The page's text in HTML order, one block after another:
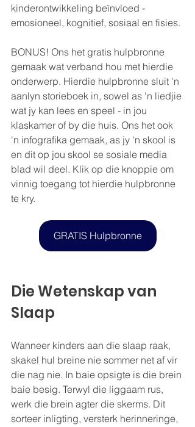
kinderontwikkeling beïnvloed -
emosioneel, kognitief, sosiaal en fisies.
BONUS! Ons het gratis hulpbronne
gemaak wat verband hou met hierdie
onderwerp. Hierdie hulpbronne sluit 'n
aanlyn storieboek in, sowel as 'n liedjie
wat jy kan lees en speel - in jou
klaskamer of by die huis. Ons het ook
'n infografika gemaak, as jy 'n skool is
en dit op jou skool se sosiale media
blad wil deel. Klik op die knoppie om
vinnig toegang tot hierdie hulpbronne
te kry.
GRATIS Hulpbronne
Die Wetenskap van
Slaap
Wanneer kinders aan die slaap raak,
skakel hul breine nie sommer net af vir
die nag nie. In baie opsigte is die brein
baie besig. Terwyl die liggaam rus,
werk die brein agter die skerms. Dit
sorteer inligting, versterk herinneringe,